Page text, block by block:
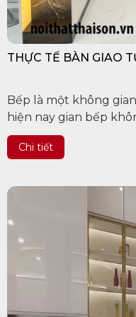
THỰC TẾ BÀN GIAO
Bếp là một không
hiện nay gian bếp
Đây còn là một không
cùng nhau vui...
Chi tiết